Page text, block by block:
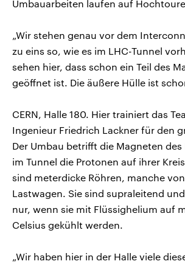
Umbauarbeiten laufen auf
„Wir stehen genau vor dem
zu eins so, wie es im LHC-Tunnel
sehen hier, dass schon ein Teil des
geöffnet ist. Die äußere Hülle ist
CERN, Halle 180. Hier trainiert das
Ingenieur Friedrich Lackner für den
Der Umbau betrifft die Magneten
im Tunnel die Protonen auf ihrer
sind meterdicke Röhren, manche
Lastwagen. Sie sind supraleitend
nur, wenn sie mit Flüssighelium auf
Celsius gekühlt werden.
„Wir haben hier in der Halle viele